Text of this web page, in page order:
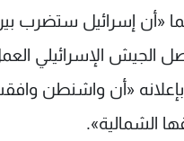
«أن إسرائيل ستضرب
الجيش الإسرائيلي
«أن واشنطن
الشمالية».